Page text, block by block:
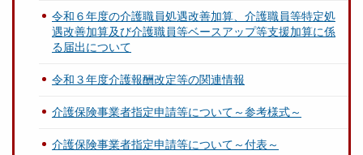
令和６年度の介護職員処遇改善加算、介護職員等特定処
遇改善加算及び介護職員等ベースアップ等支援加算に係
る届出について
令和３年度介護報酬改定等の関連情報
介護保険事業者指定申請等について～参考様式～
介護保険事業者指定申請等について～付表～